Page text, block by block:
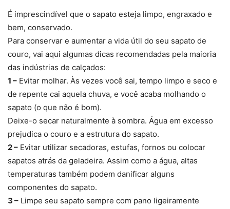
É imprescindível que o sapato esteja limpo, engraxado e
bem, conservado.
Para conservar e aumentar a vida útil do seu sapato de
couro, vai aqui algumas dicas recomendadas pela maioria
das indústrias de calçados:
1 – Evitar molhar. Às vezes você sai, tempo limpo e seco e
de repente cai aquela chuva, e você acaba molhando o
sapato (o que não é bom).
Deixe-o secar naturalmente à sombra. Água em excesso
prejudica o couro e a estrutura do sapato.
2 – Evitar utilizar secadoras, estufas, fornos ou colocar
sapatos atrás da geladeira. Assim como a água, altas
temperaturas também podem danificar alguns
componentes do sapato.
3 – Limpe seu sapato sempre com pano ligeiramente